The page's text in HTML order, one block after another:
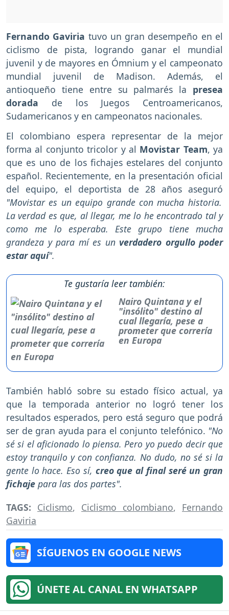
Fernando Gaviria tuvo un gran desempeño en el
ciclismo de pista, logrando ganar el mundial
juvenil y de mayores en Ómnium y el campeonato
mundial juvenil de Madison. Además, el
antioqueño tiene entre su palmarés la presea
dorada de los Juegos Centroamericanos,
Sudamericanos y en campeonatos nacionales.
El colombiano espera representar de la mejor
forma al conjunto tricolor y al Movistar Team, ya
que es uno de los fichajes estelares del conjunto
español. Recientemente, en la presentación oficial
del equipo, el deportista de 28 años aseguró
"Movistar es un equipo grande con mucha historia.
La verdad es que, al llegar, me lo he encontrado tal y
como me lo esperaba. Este grupo tiene mucha
grandeza y para mí es un verdadero orgullo poder
estar aquí".
Te gustaría leer también:
Nairo Quintana y el
"insólito" destino al
cual llegaría, pese a
prometer que correría
en Europa
También habló sobre su estado físico actual, ya
que la temporada anterior no logró tener los
resultados esperados, pero está seguro que podrá
ser de gran ayuda para el conjunto telefónico. "No
sé si el aficionado lo piensa. Pero yo puedo decir que
estoy tranquilo y con confianza. No dudo, no sé si la
gente lo hace. Eso sí, creo que al final seré un gran
fichaje para las dos partes".
TAGS: Ciclismo, Ciclismo colombiano, Fernando
Gaviria
SÍGUENOS EN GOOGLE NEWS
ÚNETE AL CANAL EN WHATSAPP